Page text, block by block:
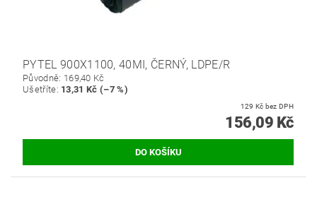
PYTEL 900X1100, 40MI, ČERNÝ, LDPE/R
Původně: 169,40 Kč
Ušetříte: 13,31 Kč (–7 %)
129 Kč bez DPH
156,09 Kč